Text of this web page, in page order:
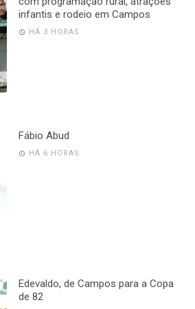
infantis e rodeio em Campos
HÁ 3 HORAS
Fábio Abud
HÁ 6 HORAS
Edevaldo, de Campos para a Copa
de 82